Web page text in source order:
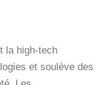
la high-tech
et soulève des